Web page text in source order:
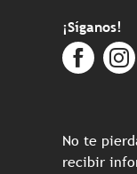
¡Síganos!
No te
recibir